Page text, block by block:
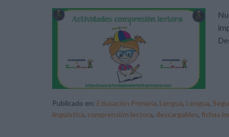
Publicado en: Educación Primaria, Lengua, Lengua,
lingüística, comprensión lectora, descargables, fichas